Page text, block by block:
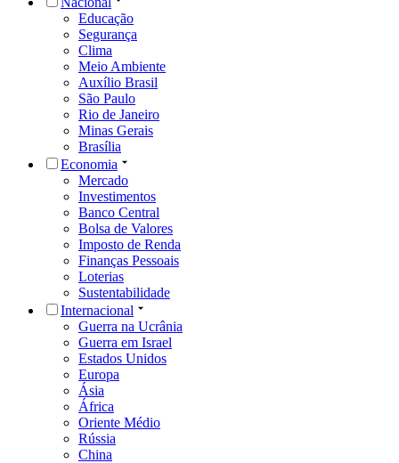
Educação
Segurança
Clima
Meio Ambiente
Auxílio Brasil
São Paulo
Rio de Janeiro
Minas Gerais
Brasília
Economia
Mercado
Investimentos
Banco Central
Bolsa de Valores
Imposto de Renda
Finanças Pessoais
Loterias
Sustentabilidade
Internacional
Guerra na Ucrânia
Guerra em Israel
Estados Unidos
Europa
Ásia
África
Oriente Médio
Rússia
China